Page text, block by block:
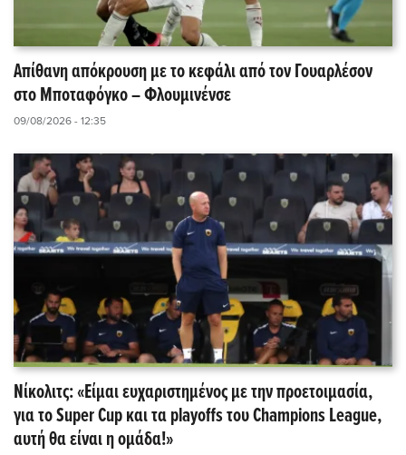
Απίθανη απόκρουση με το κεφάλι από τον Γουαρλέσον
στο Μποταφόγκο – Φλουμινένσε
09/08/2026 - 12:35
Νίκολιτς: «Είμαι ευχαριστημένος με την προετοιμασία,
για το Super Cup και τα playoffs του Champions League,
αυτή θα είναι η ομάδα!»